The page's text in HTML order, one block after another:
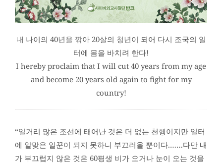
내 나이의 40년을 깎아 20살의 청년이 되어 다시 조국의 일
터에 몸을 바치려 한다!
I hereby proclaim that I will cut 40 years from my age
and become 20 years old again to fight for my
country!
“일거리 많은 조선에 태어난 것은 더 없는 천행이지만 일터
에 알맞은 일꾼이 되지 못하니 부끄러울 뿐이다.……다만 내
가 부끄럽지 않은 것은 60평생 비가 오거나 눈이 오는 것을